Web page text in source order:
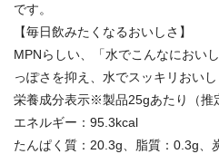
です。
【毎日飲みたくなるおいしさ】
MPNらしい、「水でこんなにおい
っぽさを抑え、水でスッキリおいし
栄養成分表示※製品25gあたり（推
エネルギー：95.3kcal
たんぱく質：20.3g、脂質：0.3g、